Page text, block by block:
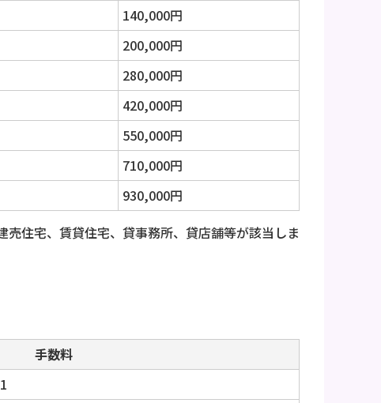
140,000円
200,000円
280,000円
420,000円
550,000円
710,000円
930,000円
住宅、賃貸住宅、貸事務所、貸店舗等が該当しま
手数料